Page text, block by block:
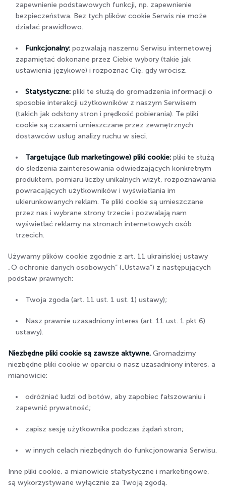
zapewnienie podstawowych funkcji, np. zapewnienie
bezpieczeństwa. Bez tych plików cookie Serwis nie może
działać prawidłowo.
Funkcjonalny: pozwalają naszemu Serwisu internetowej
zapamiętać dokonane przez Ciebie wybory (takie jak
ustawienia językowe) i rozpoznać Cię, gdy wrócisz.
Statystyczne: pliki te służą do gromadzenia informacji o
sposobie interakcji użytkowników z naszym Serwisem
(takich jak odsłony stron i prędkość pobierania). Te pliki
cookie są czasami umieszczane przez zewnętrznych
dostawców usług analizy ruchu w sieci.
Targetujące (lub marketingowe) pliki cookie: pliki te służą
do śledzenia zainteresowania odwiedzających konkretnym
produktem, pomiaru liczby unikalnych wizyt, rozpoznawania
powracających użytkowników i wyświetlania im
ukierunkowanych reklam. Te pliki cookie są umieszczane
przez nas i wybrane strony trzecie i pozwalają nam
wyświetlać reklamy na stronach internetowych osób
trzecich.
Używamy plików cookie zgodnie z art. 11 ukraińskiej ustawy
„O ochronie danych osobowych” („Ustawa”) z następujących
podstaw prawnych:
Twoja zgoda (art. 11 ust. 1 ust. 1) ustawy);
Nasz prawnie uzasadniony interes (art. 11 ust. 1 pkt 6)
ustawy).
Niezbędne pliki cookie są zawsze aktywne. Gromadzimy
niezbędne pliki cookie w oparciu o nasz uzasadniony interes, a
mianowicie:
odróżniać ludzi od botów, aby zapobiec fałszowaniu i
zapewnić prywatność;
zapisz sesję użytkownika podczas żądań stron;
w innych celach niezbędnych do funkcjonowania Serwisu.
Inne pliki cookie, a mianowicie statystyczne i marketingowe,
są wykorzystywane wyłącznie za Twoją zgodą.